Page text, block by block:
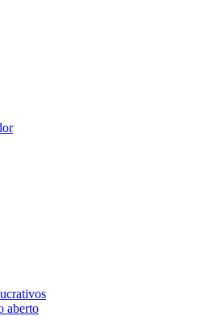
aberto